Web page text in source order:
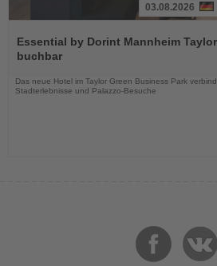
Sie
die
03.08.2026
Essential by Dorint Mannheim
buchbar
Das neue Hotel im Taylor Green Business Park
Stadterlebnisse und Palazzo-Besuche